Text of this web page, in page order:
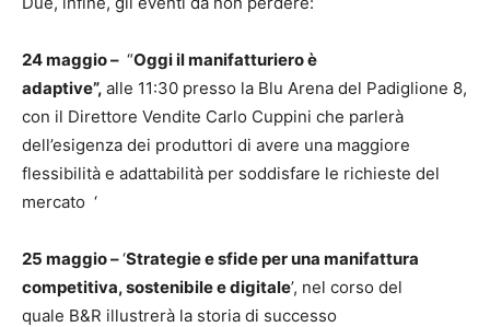
24 maggio – “Oggi il manifatturiero è
adaptive”, alle 11:30 presso la Blu Arena del Padiglione 8,
con il Direttore Vendite Carlo Cuppini che parlerà
dell’esigenza dei produttori di avere una maggiore
flessibilità e adattabilità per soddisfare le richieste del
mercato ‘
25 maggio –‘Strategie e sfide per una manifattura
competitiva, sostenibile e digitale’, nel corso del
quale B&R illustrerà la storia di successo